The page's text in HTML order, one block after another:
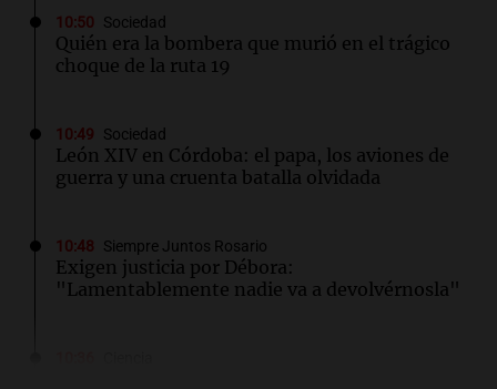
10:50 Sociedad
Quién era la bombera que murió en el trágico
choque de la ruta 19
10:49 Sociedad
León XIV en Córdoba: el papa, los aviones de
guerra y una cruenta batalla olvidada
10:48 Siempre Juntos Rosario
Exigen justicia por Débora:
"Lamentablemente nadie va a devolvérnosla"